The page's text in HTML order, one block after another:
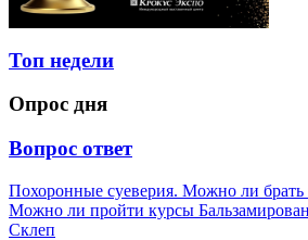
Топ недели
Опрос дня
Вопрос ответ
Похоронные суеверия. Можно ли
Можно ли пройти курсы
Склеп